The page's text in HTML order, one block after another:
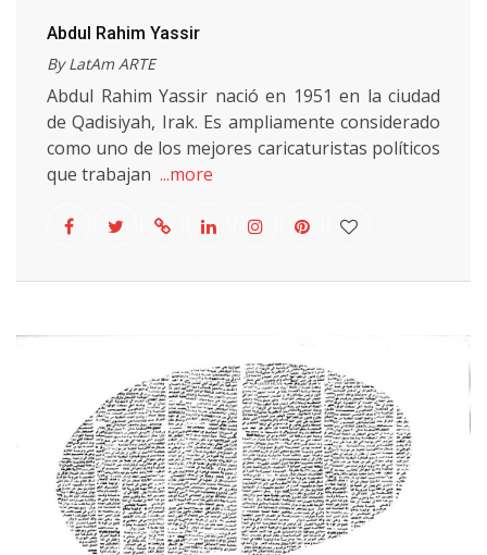
Abdul Rahim Yassir
By LatAm ARTE
Abdul Rahim Yassir nació en 1951 en la ciudad
de Qadisiyah, Irak. Es ampliamente considerado
como uno de los mejores caricaturistas políticos
que trabajan ...more